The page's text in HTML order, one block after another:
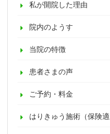
私が開院した理由
院内のようす
当院の特徴
患者さまの声
ご予約・料金
はりきゅう施術（保険適